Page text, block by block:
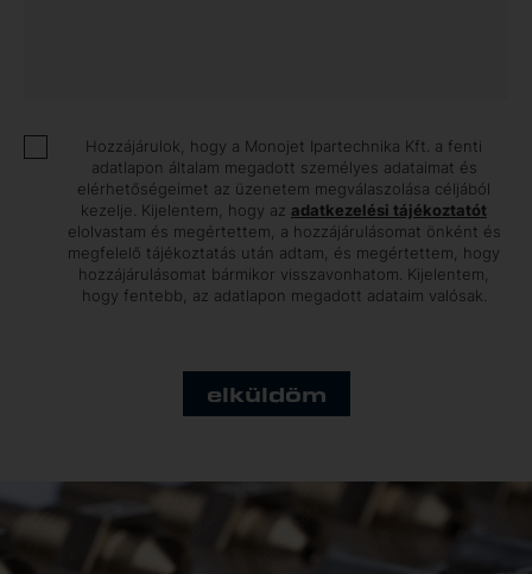
Hozzájárulok, hogy a Monojet Ipartechnika Kft. a fenti
adatlapon általam megadott személyes adataimat és
elérhetőségeimet az üzenetem megválaszolása céljából
kezelje. Kijelentem, hogy az adatkezelési tájékoztatót
elolvastam és megértettem, a hozzájárulásomat önként és
megfelelő tájékoztatás után adtam, és megértettem, hogy
hozzájárulásomat bármikor visszavonhatom. Kijelentem,
hogy fentebb, az adatlapon megadott adataim valósak.
elküldöm